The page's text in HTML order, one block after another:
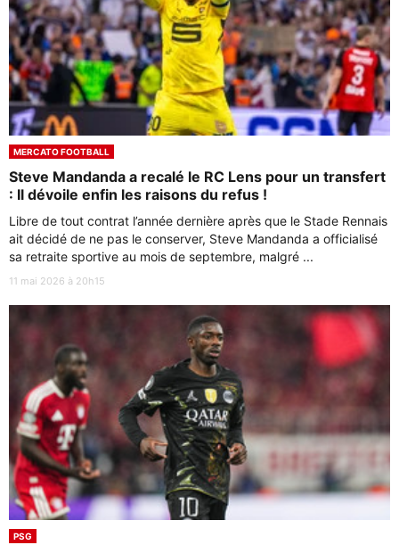
MERCATO FOOTBALL
Steve Mandanda a recalé le RC Lens pour un transfert
: Il dévoile enfin les raisons du refus !
Libre de tout contrat l’année dernière après que le Stade Rennais
ait décidé de ne pas le conserver, Steve Mandanda a officialisé
sa retraite sportive au mois de septembre, malgré ...
11 mai 2026 à 20h15
PSG